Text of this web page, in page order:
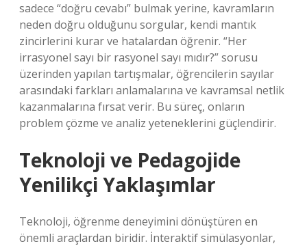
sadece “doğru cevabı” bulmak yerine, kavramların
neden doğru olduğunu sorgular, kendi mantık
zincirlerini kurar ve hatalardan öğrenir. “Her
irrasyonel sayı bir rasyonel sayı mıdır?” sorusu
üzerinden yapılan tartışmalar, öğrencilerin sayılar
arasındaki farkları anlamalarına ve kavramsal netlik
kazanmalarına fırsat verir. Bu süreç, onların
problem çözme ve analiz yeteneklerini güçlendirir.
Teknoloji ve Pedagojide
Yenilikçi Yaklaşımlar
Teknoloji, öğrenme deneyimini dönüştüren en
önemli araçlardan biridir. İnteraktif simülasyonlar,